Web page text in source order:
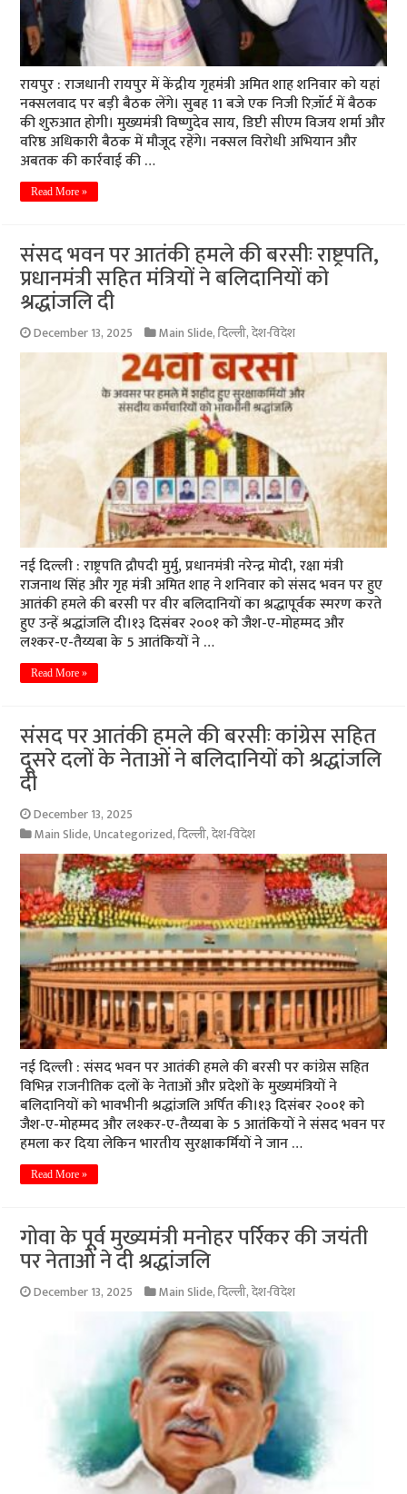
रायपुर : राजधानी रायपुर में केंद्रीय गृहमंत्री अमित शाह शनिवार को यहां
नक्सलवाद पर बड़ी बैठक लेंगे। सुबह 11 बजे एक निजी रिज़ॉर्ट में बैठक
की शुरुआत होगी। मुख्यमंत्री विष्णुदेव साय, डिप्टी सीएम विजय शर्मा और
वरिष्ठ अधिकारी बैठक में मौजूद रहेंगे। नक्सल विरोधी अभियान और
अबतक की कार्रवाई की …
Read More »
संसद भवन पर आतंकी हमले की बरसीः राष्ट्रपति,
प्रधानमंत्री सहित मंत्रियों ने बलिदानियों को
श्रद्धांजलि दी
December 13, 2025 Main Slide,दिल्ली,देश-विदेश
नई दिल्ली : राष्ट्रपति द्रौपदी मुर्मु, प्रधानमंत्री नरेन्द्र मोदी, रक्षा मंत्री
राजनाथ सिंह और गृह मंत्री अमित शाह ने शनिवार को संसद भवन पर हुए
आतंकी हमले की बरसी पर वीर बलिदानियों का श्रद्धापूर्वक स्मरण करते
हुए उन्हें श्रद्धांजलि दी।१३ दिसंबर २००१ को जैश-ए-मोहम्मद और
लश्कर-ए-तैय्यबा के 5 आतंकियों ने …
Read More »
संसद पर आतंकी हमले की बरसीः कांग्रेस सहित
दूसरे दलों के नेताओं ने बलिदानियों को श्रद्धांजलि
दी
December 13, 2025
Main Slide,Uncategorized,दिल्ली,देश-विदेश
नई दिल्ली : संसद भवन पर आतंकी हमले की बरसी पर कांग्रेस सहित
विभिन्न राजनीतिक दलों के नेताओं और प्रदेशों के मुख्यमंत्रियों ने
बलिदानियों को भावभीनी श्रद्धांजलि अर्पित की।१३ दिसंबर २००१ को
जैश-ए-मोहम्मद और लश्कर-ए-तैय्यबा के 5 आतंकियों ने संसद भवन पर
हमला कर दिया लेकिन भारतीय सुरक्षाकर्मियों ने जान …
Read More »
गोवा के पूर्व मुख्यमंत्री मनोहर पर्रिकर की जयंती
पर नेताओं ने दी श्रद्धांजलि
December 13, 2025 Main Slide,दिल्ली,देश-विदेश